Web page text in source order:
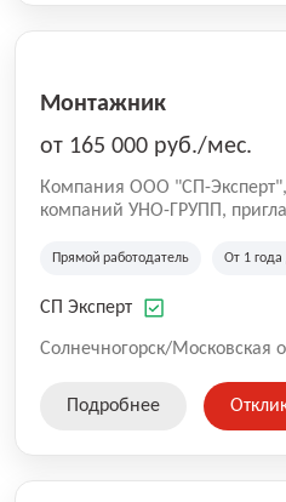
Монтажник
от 165 000 руб./мес.
Компания ООО "СП-
компаний УНО-ГРУПП,
работаем на рынке с 2005
зданий из гибридных
гибридно-модульного
Прямой работодатель От 1 года
СП Эксперт
Солнечногорск/Московская
Подробнее